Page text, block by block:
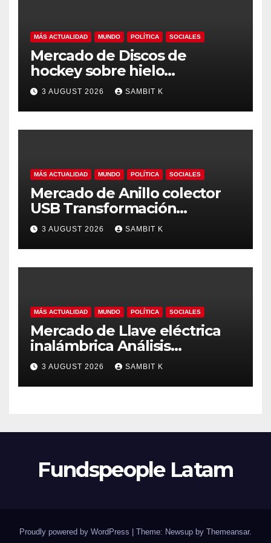
MÁS ACTUALIDAD MUNDO POLÍTICA SOCIALES
Mercado de Discos de
hockey sobre hielo
Tendencias Regionales,
Tamaño del Mercado y
Oportunidades hasta 2035
3 AUGUST 2026 SAMBIT K
MÁS ACTUALIDAD MUNDO POLÍTICA SOCIALES
Mercado de Anillo colector
USB Transformación
Industrial, Automatización y
Crecimiento Global hasta
2035
3 AUGUST 2026 SAMBIT K
MÁS ACTUALIDAD MUNDO POLÍTICA SOCIALES
Mercado de Llave eléctrica
inalámbrica Análisis
Estratégico, Competencia y
Proyecciones hasta 2035
3 AUGUST 2026 SAMBIT K
Fundspeople Latam
Proudly powered by WordPress Theme: Newsup by Themeansar.